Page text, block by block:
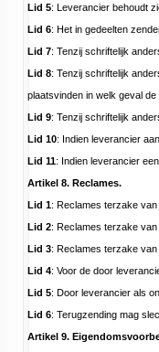
Lid 5: Leverancier behoudt
Lid 6: Het in gedeelten
Lid 7: Tenzij schriftelijk
Lid 8: Tenzij schriftelijk
plaatsvinden in welk geval
Lid 9: Tenzij schriftelijk
Lid 10: Indien leverancier
Lid 11: Indien leverancier
Artikel 8. Reclames.
Lid 1: Reclames terzake
Lid 2: Reclames terzake
Lid 3: Reclames terzake
Lid 4: Voor de door
Lid 5: Door leverancier als
Lid 6: Terugzending mag
Artikel 9.